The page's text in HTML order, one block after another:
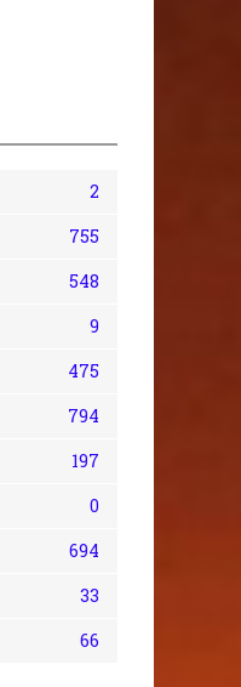
2
755
548
9
475
794
197
0
694
33
66